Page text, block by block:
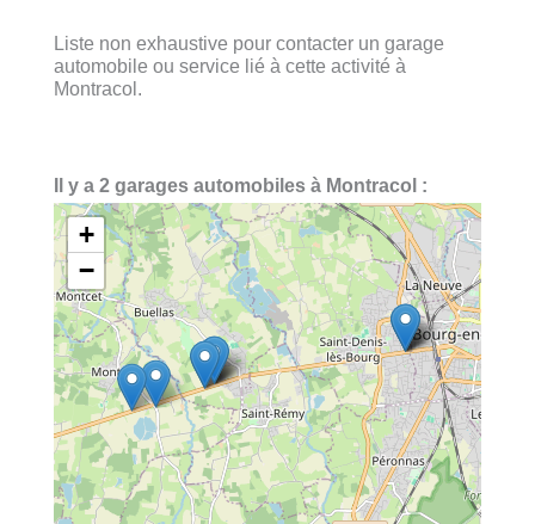
Liste non exhaustive pour contacter un garage
automobile ou service lié à cette activité à
Montracol.
Il y a 2 garages automobiles à Montracol :
+
−